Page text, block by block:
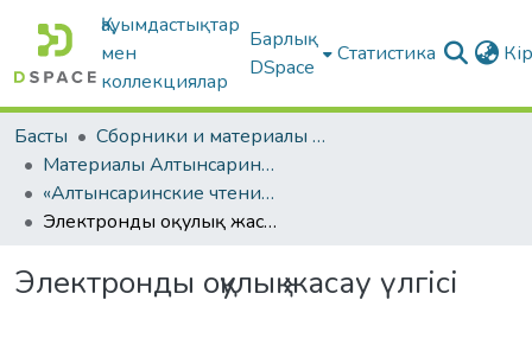
Қауымдастықтар
мен
коллекциялар
Барлық
DSpace
Статистика
Басты
Сборники и материалы конференций
Материалы Алтынсаринских педагогических чтений
«Алтынсаринские чтения интеграция педвуза и образовательных организаций по внедрению инноваций в практику». Часть II
Электронды оқулық жасау үлгісі
Электронды оқулық жасау үлгісі